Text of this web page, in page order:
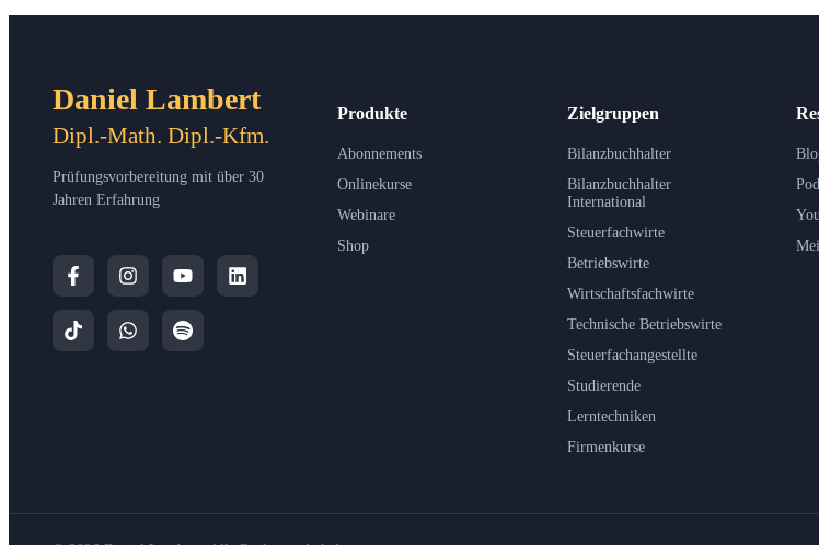
Daniel Lambert
Dipl.-Math. Dipl.-Kfm.
Prüfungsvorbereitung mit über 30
Jahren Erfahrung
Produkte
Abonnements
Onlinekurse
Webinare
Shop
Zielgruppen
Bilanzbuchhalter
Bilanzbuchhalter
International
Steuerfachwirte
Betriebswirte
Wirtschaftsfachwirte
Technische Betriebswirte
Steuerfachangestellte
Studierende
Lerntechniken
Firmenkurse